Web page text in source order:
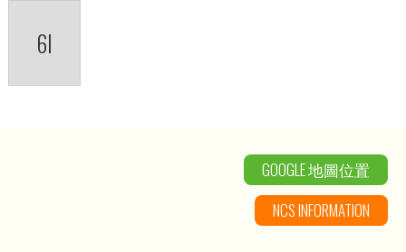
6I
GOOGLE 地圖位置
NCS INFORMATION